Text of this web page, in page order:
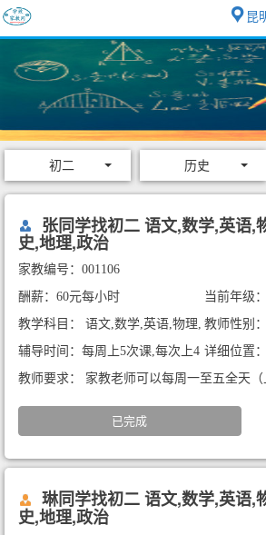
昆
初二 历史
张同学找初二 语文,数学,英语,
史,地理,政治
家教编号：001106
酬薪：60元每小时
当前年级
教学科目： 语文,数学,英语,物理,
化学,生物,历史,地理,政治
教师性别
辅导时间：每周上5次课,每次上4
小时
详细位置
教师要求： 家教老师可以每周一至五全天
已完成
琳同学找初二 语文,数学,英语,
史,地理,政治